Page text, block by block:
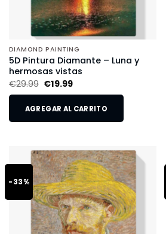
DIAMOND PAINTING
5D Pintura Diamante – Luna y
hermosas vistas
€29.99 €19.99
AGREGAR AL CARRITO
-33%